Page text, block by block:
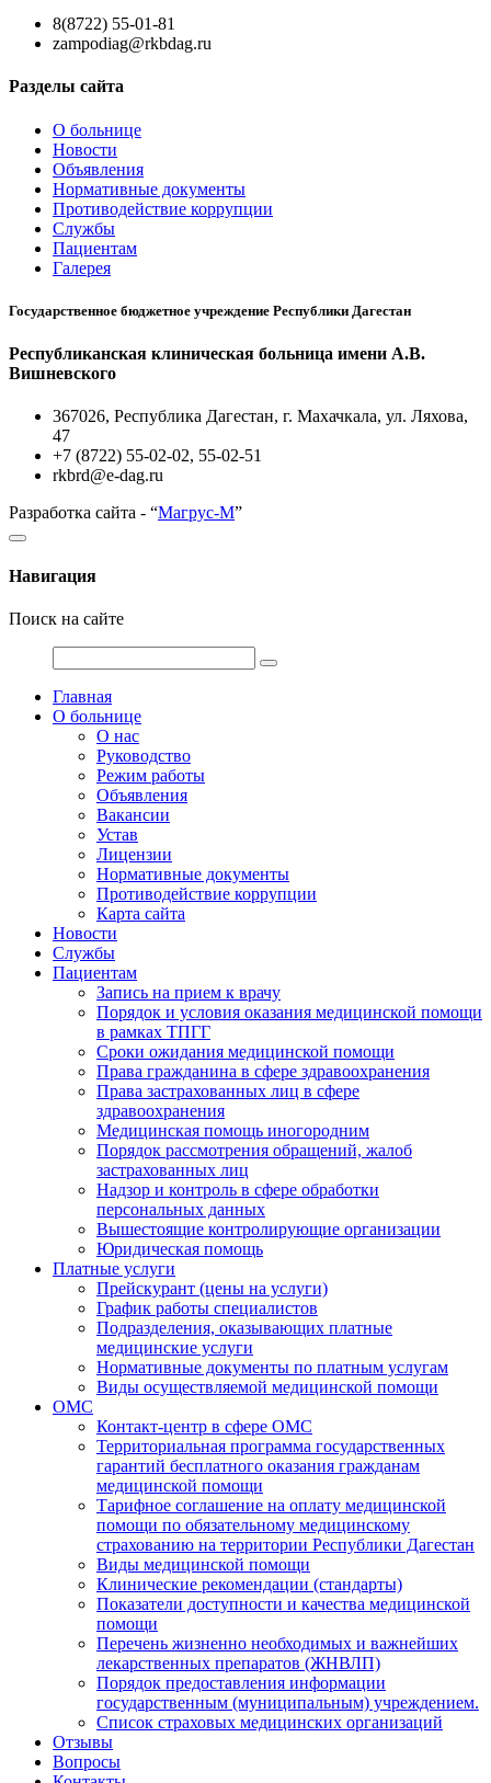
8(8722) 55-01-81
zampodiag@rkbdag.ru
Разделы сайта
О больнице
Новости
Объявления
Нормативные документы
Противодействие коррупции
Службы
Пациентам
Галерея
Государственное бюджетное учреждение Республики Дагестан
Республиканская клиническая больница имени А.В.
Вишневского
367026, Республика Дагестан, г. Махачкала, ул. Ляхова,
47
+7 (8722) 55-02-02, 55-02-51
rkbrd@e-dag.ru
Разработка сайта - “Магрус-М”
Навигация
Поиск на сайте
Главная
О больнице
О нас
Руководство
Режим работы
Объявления
Вакансии
Устав
Лицензии
Нормативные документы
Противодействие коррупции
Карта сайта
Новости
Службы
Пациентам
Запись на прием к врачу
Порядок и условия оказания медицинской помощи
в рамках ТПГГ
Сроки ожидания медицинской помощи
Права гражданина в сфере здравоохранения
Права застрахованных лиц в сфере
здравоохранения
Медицинская помощь иногородним
Порядок рассмотрения обращений, жалоб
застрахованных лиц
Надзор и контроль в сфере обработки
персональных данных
Вышестоящие контролирующие организации
Юридическая помощь
Платные услуги
Прейскурант (цены на услуги)
График работы специалистов
Подразделения, оказывающих платные
медицинские услуги
Нормативные документы по платным услугам
Виды осуществляемой медицинской помощи
ОМС
Контакт-центр в сфере ОМС
Территориальная программа государственных
гарантий бесплатного оказания гражданам
медицинской помощи
Тарифное соглашение на оплату медицинской
помощи по обязательному медицинскому
страхованию на территории Республики Дагестан
Виды медицинской помощи
Клинические рекомендации (стандарты)
Показатели доступности и качества медицинской
помощи
Перечень жизненно необходимых и важнейших
лекарственных препаратов (ЖНВЛП)
Порядок предоставления информации
государственным (муниципальным) учреждением.
Список страховых медицинских организаций
Отзывы
Вопросы